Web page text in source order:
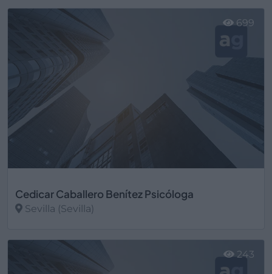
Cedicar Caballero Benítez Psicóloga
Sevilla (Sevilla)
699
243